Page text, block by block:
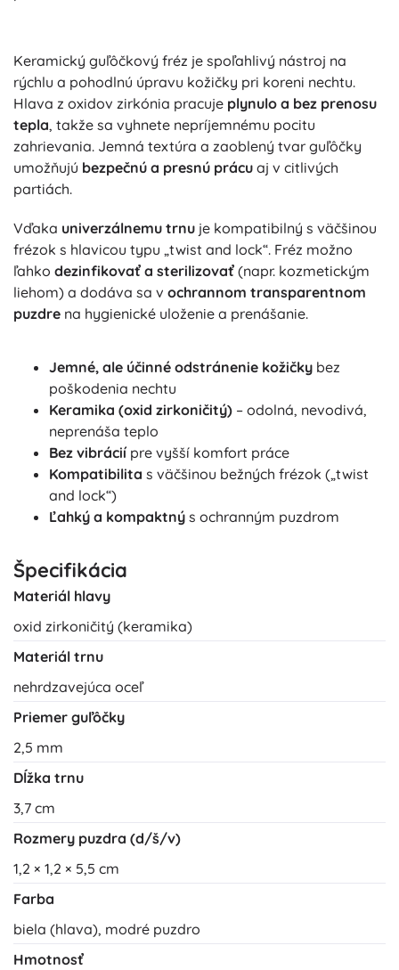
Keramický guľôčkový fréz je spoľahlivý nástroj na
rýchlu a pohodlnú úpravu kožičky pri koreni nechtu.
Hlava z oxidov zirkónia pracuje plynulo a bez prenosu
tepla, takže sa vyhnete nepríjemnému pocitu
zahrievania. Jemná textúra a zaoblený tvar guľôčky
umožňujú bezpečnú a presnú prácu aj v citlivých
partiách.
Vďaka univerzálnemu trnu je kompatibilný s väčšinou
frézok s hlavicou typu „twist and lock“. Fréz možno
ľahko dezinfikovať a sterilizovať (napr. kozmetickým
liehom) a dodáva sa v ochrannom transparentnom
puzdre na hygienické uloženie a prenášanie.
Jemné, ale účinné odstránenie kožičky bez
poškodenia nechtu
Keramika (oxid zirkoničitý) – odolná, nevodivá,
neprenáša teplo
Bez vibrácií pre vyšší komfort práce
Kompatibilita s väčšinou bežných frézok („twist
and lock“)
Ľahký a kompaktný s ochranným puzdrom
Špecifikácia
Materiál hlavy
oxid zirkoničitý (keramika)
Materiál trnu
nehrdzavejúca oceľ
Priemer guľôčky
2,5 mm
Dĺžka trnu
3,7 cm
Rozmery puzdra (d/š/v)
1,2 × 1,2 × 5,5 cm
Farba
biela (hlava), modré puzdro
Hmotnosť